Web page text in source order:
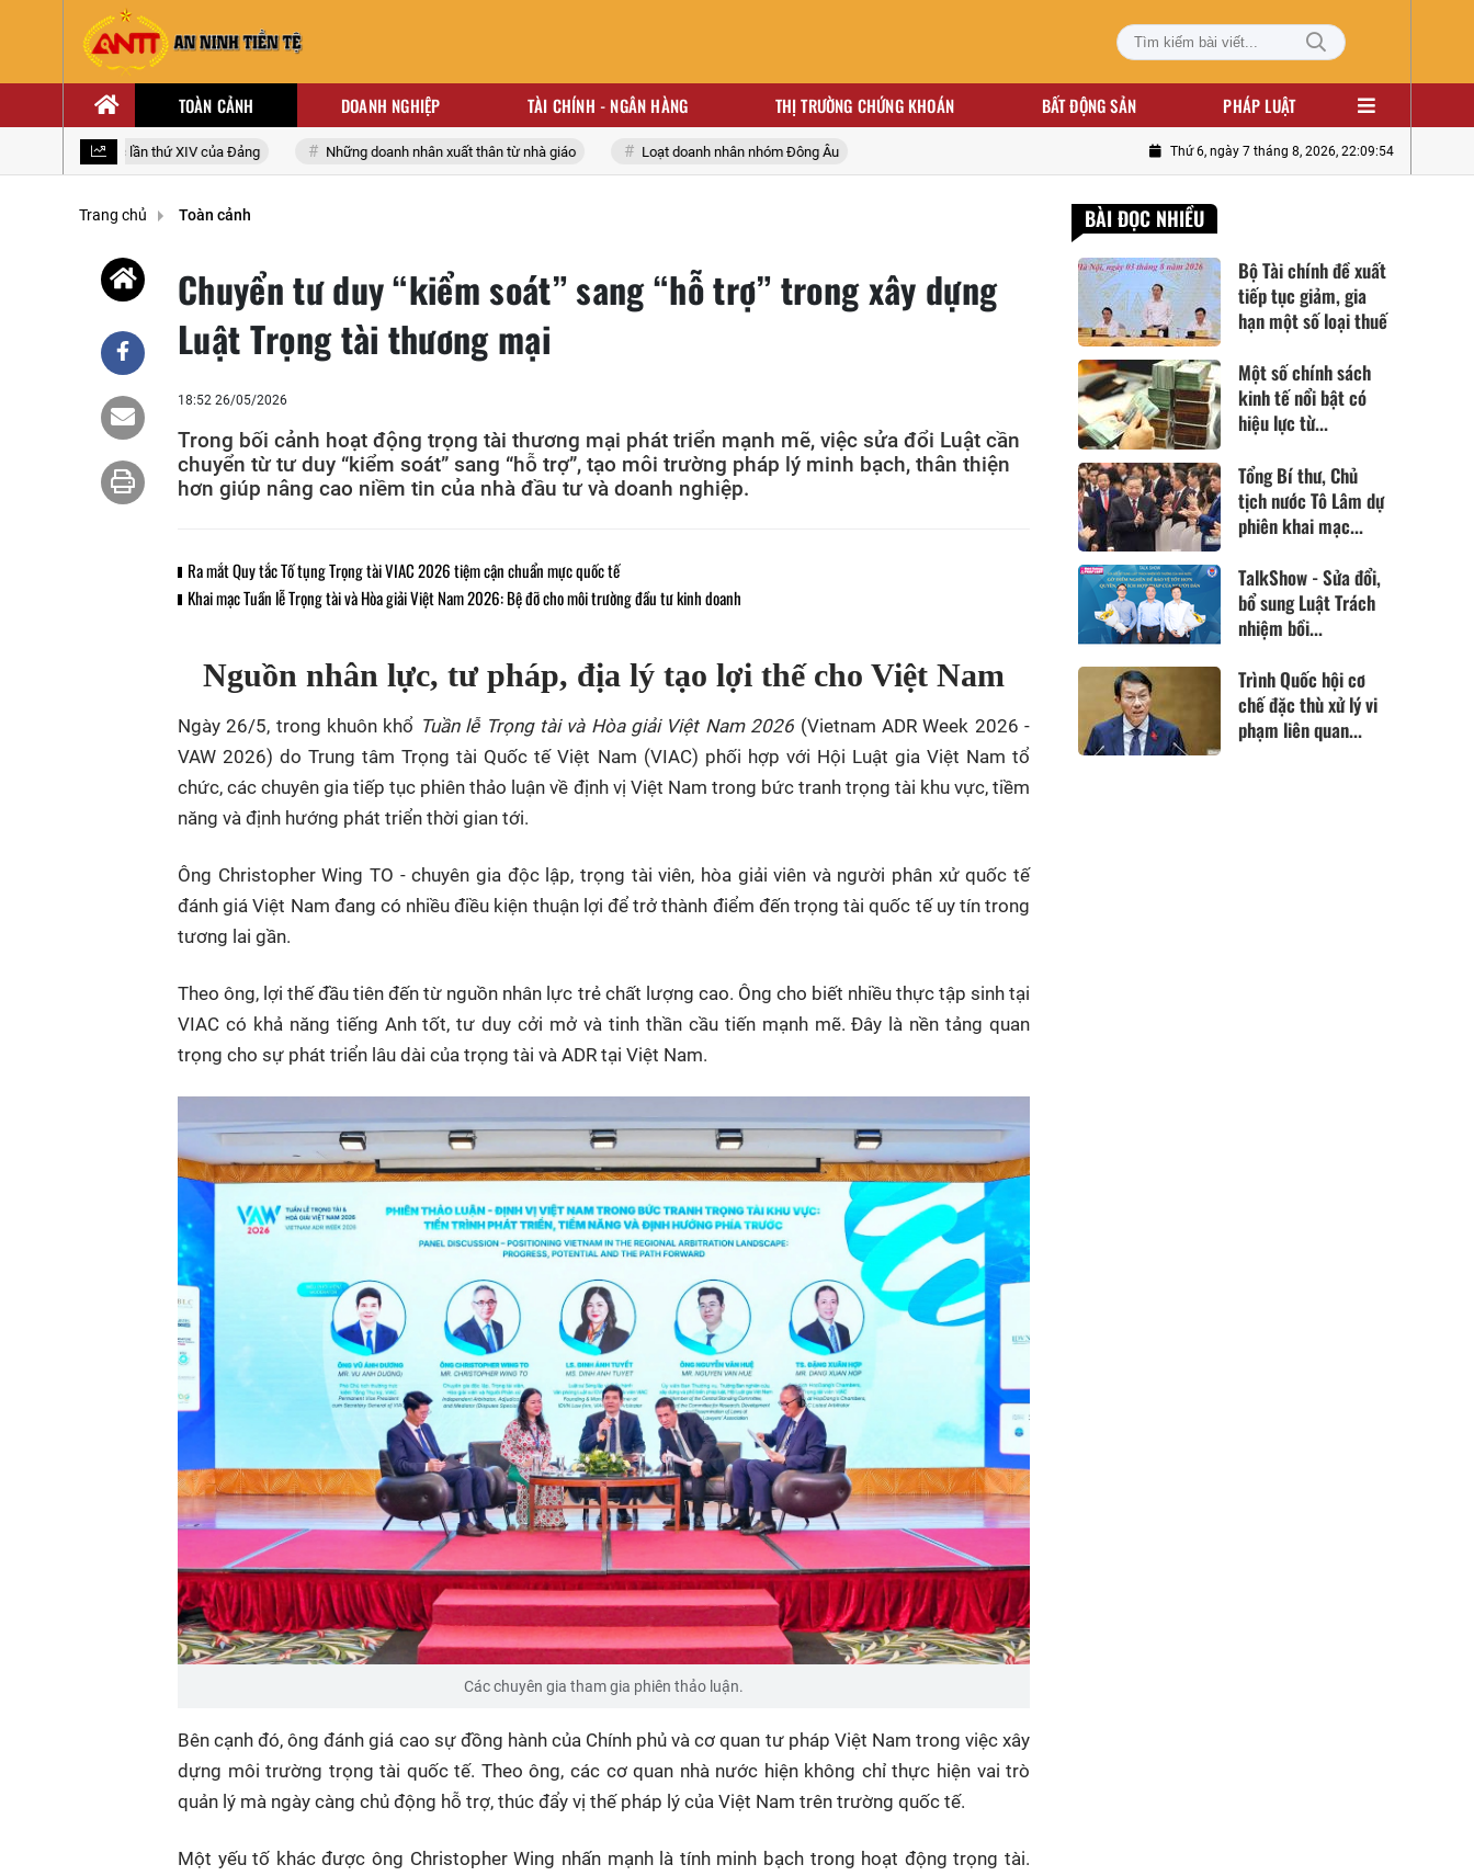
TOÀN CẢNH DOANH NGHIỆP TÀI CHÍNH - NGÂN HÀNG THỊ TRƯỜNG CHỨNG KHOÁN BẤT ĐỘNG SẢN PHÁP LUẬT
toàn quốc lần thứ XIV của Đảng Những doanh nhân xuất thân từ nhà giáo Loạt doanh nhân nhóm Đông Âu Thứ 6, ngày 7 tháng 8, 2026, 22:09:56
Trang chủ Toàn cảnh
Chuyển tư duy “kiểm soát” sang “hỗ trợ” trong xây dựng
Luật Trọng tài thương mại
18:52 26/05/2026
Trong bối cảnh hoạt động trọng tài thương mại phát triển mạnh mẽ, việc sửa đổi Luật cần
chuyển từ tư duy “kiểm soát” sang “hỗ trợ”, tạo môi trường pháp lý minh bạch, thân thiện
hơn giúp nâng cao niềm tin của nhà đầu tư và doanh nghiệp.
Ra mắt Quy tắc Tố tụng Trọng tài VIAC 2026 tiệm cận chuẩn mực quốc tế
Khai mạc Tuần lễ Trọng tài và Hòa giải Việt Nam 2026: Bệ đỡ cho môi trường đầu tư kinh doanh
Nguồn nhân lực, tư pháp, địa lý tạo lợi thế cho Việt Nam
Ngày 26/5, trong khuôn khổ Tuần lễ Trọng tài và Hòa giải Việt Nam 2026 (Vietnam ADR Week 2026 -
VAW 2026) do Trung tâm Trọng tài Quốc tế Việt Nam (VIAC) phối hợp với Hội Luật gia Việt Nam tổ
chức, các chuyên gia tiếp tục phiên thảo luận về định vị Việt Nam trong bức tranh trọng tài khu vực, tiềm
năng và định hướng phát triển thời gian tới.
Ông Christopher Wing TO - chuyên gia độc lập, trọng tài viên, hòa giải viên và người phân xử quốc tế
đánh giá Việt Nam đang có nhiều điều kiện thuận lợi để trở thành điểm đến trọng tài quốc tế uy tín trong
tương lai gần.
Theo ông, lợi thế đầu tiên đến từ nguồn nhân lực trẻ chất lượng cao. Ông cho biết nhiều thực tập sinh tại
VIAC có khả năng tiếng Anh tốt, tư duy cởi mở và tinh thần cầu tiến mạnh mẽ. Đây là nền tảng quan
trọng cho sự phát triển lâu dài của trọng tài và ADR tại Việt Nam.
Các chuyên gia tham gia phiên thảo luận.
Bên cạnh đó, ông đánh giá cao sự đồng hành của Chính phủ và cơ quan tư pháp Việt Nam trong việc xây
dựng môi trường trọng tài quốc tế. Theo ông, các cơ quan nhà nước hiện không chỉ thực hiện vai trò
quản lý mà ngày càng chủ động hỗ trợ, thúc đẩy vị thế pháp lý của Việt Nam trên trường quốc tế.
Một yếu tố khác được ông Christopher Wing nhấn mạnh là tính minh bạch trong hoạt động trọng tài.
BÀI ĐỌC NHIỀU
Bộ Tài chính đề xuất
tiếp tục giảm, gia
hạn một số loại thuế
Một số chính sách
kinh tế nổi bật có
hiệu lực từ...
Tổng Bí thư, Chủ
tịch nước Tô Lâm dự
phiên khai mạc...
TalkShow - Sửa đổi,
bổ sung Luật Trách
nhiệm bồi...
Trình Quốc hội cơ
chế đặc thù xử lý vi
phạm liên quan...